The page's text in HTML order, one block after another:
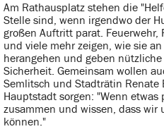
Am Rathausplatz stehen die
Stelle sind, wenn irgendwo der
großen Auftritt parat. Feuerwehr,
und viele mehr zeigen, wie sie
herangehen und geben
Sicherheit. Gemeinsam wollen
Semlitsch und Stadträtin Renate
Hauptstadt sorgen: "Wenn
zusammen und wissen, dass wir
können."